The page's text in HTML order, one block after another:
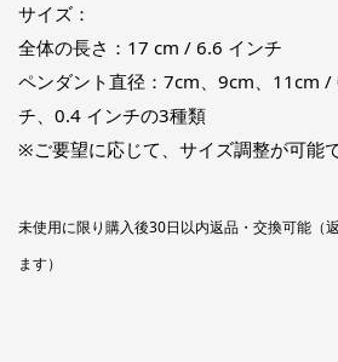
サイズ：
全体の長さ：17 cm / 6.6 インチ
ペンダント直径：7cm、9cm、11cm /
チ、0.4 インチの3種類
※ご要望に応じて、サイズ調整が可能
未使用に限り購入後30日以内返品・交換可能（
ます）